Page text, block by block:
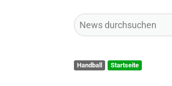
Handball Startseite